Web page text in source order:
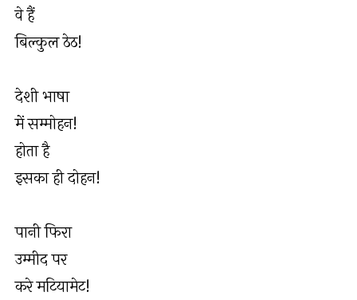
वे हैं
बिल्कुल ठेठ!
देशी भाषा
में सम्मोहन!
होता है
इसका ही दोहन!
पानी फिरा
उम्मीद पर
करे मटियामेट!